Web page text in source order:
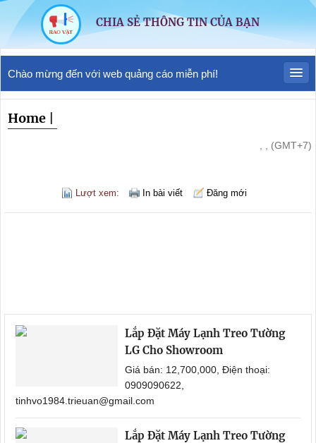
CHIA SẺ THÔNG TIN CỦA BẠN
Chào mừng đến với web quảng cáo miễn phí!
Home
, , (GMT+7)
Lượt xem: In bài viết Đăng mới
Lắp Đặt Máy Lạnh Treo Tường
LG Cho Showroom
Giá bán: 12,700,000, Điện thoại:
0909090622,
tinhvo1984.trieuan@gmail.com
Lắp Đặt Máy Lạnh Treo Tường